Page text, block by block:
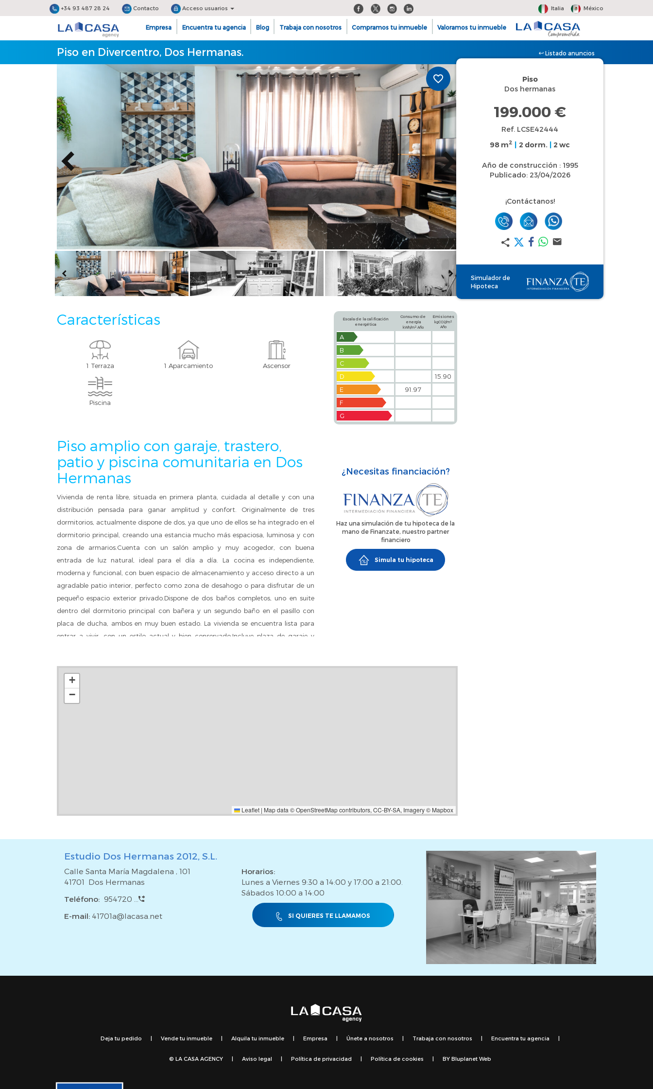
+34 93 487 28 24 Contacto Acceso usuarios Italia México
Empresa Encuentra tu agencia Blog Trabaja con nosotros Compramos tu inmueble Valoramos tu inmueble
Piso en Divercentro, Dos Hermanas. Listado anuncios
Características
1 Terraza 1 Aparcamiento Ascensor
Piscina
Escala de la calificación
energética
Consumo de
energía
kWh/m2Año
Emisiones
kgCO2/m2
Año
A
B
C
D
15.90
E
91.97
F
G
Piso amplio con garaje, trastero,
patio y piscina comunitaria en Dos
Hermanas
Vivienda de renta libre, situada en primera planta, cuidada al detalle y con una
distribución pensada para ganar amplitud y confort. Originalmente de tres
dormitorios, actualmente dispone de dos, ya que uno de ellos se ha integrado en el
dormitorio principal, creando una estancia mucho más espaciosa, luminosa y con
zona de armarios.Cuenta con un salón amplio y muy acogedor, con buena
entrada de luz natural, ideal para el día a día. La cocina es independiente,
moderna y funcional, con buen espacio de almacenamiento y acceso directo a un
agradable patio interior, perfecto como zona de desahogo o para disfrutar de un
pequeño espacio exterior privado.Dispone de dos baños completos, uno en suite
dentro del dormitorio principal con bañera y un segundo baño en el pasillo con
placa de ducha, ambos en muy buen estado. La vivienda se encuentra lista para
entrar a vivir, con un estilo actual y bien conservado.Incluye plaza de garaje y
orientada hacia esta zona, lo que le proporciona un entorno más
tranquilo.Ubicada en una zona muy completa de Dos Hermanas, junto a
¿Necesitas financiación?
Haz una simulación de tu hipoteca de la
mano de Finanzate, nuestro partner
financiero
Simula tu hipoteca
+
−
Leaflet | Map data ©OpenStreetMapcontributors, CC-BY-SA, Imagery © Mapbox
Piso
Dos hermanas
199.000 €
Ref. LCSE42444
98 m2 2 dorm. 2 wc
Año de construcción : 1995
Publicado: 23/04/2026
¡Contáctanos!
Simulador de
Hipoteca
Estudio Dos Hermanas 2012, S.L.
Calle Santa María Magdalena , 101
41701 Dos Hermanas
Teléfono: 954720 ...
E-mail: 41701a@lacasa.net
Horarios:
Lunes a Viernes 9:30 a 14:00 y 17:00 a 21:00.
Sábados 10:00 a 14:00
SI QUIERES TE LLAMAMOS
Deja tu pedido | Vende tu inmueble | Alquila tu inmueble | Empresa | Únete a nosotros | Trabaja con nosotros | Encuentra tu agencia |
© LA CASA AGENCY | Aviso legal | Política de privacidad | Política de cookies | BY Bluplanet Web